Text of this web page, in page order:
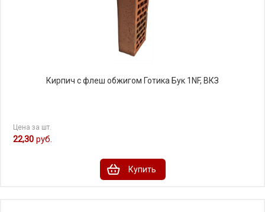
Кирпич с флеш обжигом Готика Бук 1NF, ВКЗ
Цена за шт.
22,30 руб.
Купить